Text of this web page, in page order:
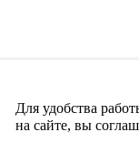
Для удобства
на сайте, вы